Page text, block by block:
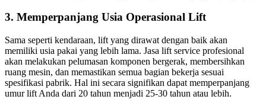
3. Memperpanjang Usia Operasional Lift
Sama seperti kendaraan, lift yang dirawat dengan baik akan
memiliki usia pakai yang lebih lama. Jasa lift service profesional
akan melakukan pelumasan komponen bergerak, membersihkan
ruang mesin, dan memastikan semua bagian bekerja sesuai
spesifikasi pabrik. Hal ini secara signifikan dapat memperpanjang
umur lift Anda dari 20 tahun menjadi 25-30 tahun atau lebih.